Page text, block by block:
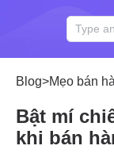
Blog>Mẹo bán
Bật mí
khi bán